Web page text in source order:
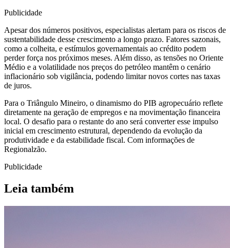
Publicidade
Apesar dos números positivos, especialistas alertam para os riscos de
sustentabilidade desse crescimento a longo prazo. Fatores sazonais,
como a colheita, e estímulos governamentais ao crédito podem
perder força nos próximos meses. Além disso, as tensões no Oriente
Médio e a volatilidade nos preços do petróleo mantêm o cenário
inflacionário sob vigilância, podendo limitar novos cortes nas taxas
de juros.
Para o Triângulo Mineiro, o dinamismo do PIB agropecuário reflete
diretamente na geração de empregos e na movimentação financeira
local. O desafio para o restante do ano será converter esse impulso
inicial em crescimento estrutural, dependendo da evolução da
produtividade e da estabilidade fiscal. Com informações de
Regionalzão.
Publicidade
Leia também